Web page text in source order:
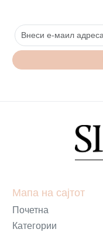
Мапа на сајтот
Почетна
Категории